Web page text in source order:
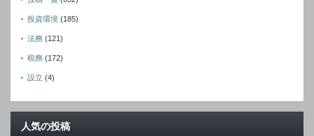
投資環境 (185)
法務 (121)
税務 (172)
設立 (4)
人気の投稿